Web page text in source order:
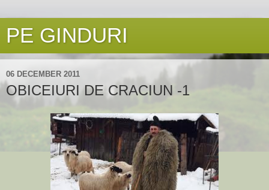
PE GINDURI
06 DECEMBER 2011
OBICEIURI DE CRACIUN -1